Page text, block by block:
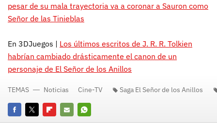
pesar de su mala trayectoria va a coronar a Sauron como
Señor de las Tinieblas
En 3DJuegos | Los últimos escritos de J. R. R. Tolkien
habrían cambiado drásticamente el canon de un
personaje de El Señor de los Anillos
FacebookTwitterFlipboard
E-
Whatsapp
TEMAS Noticias Cine-TV Saga El Señor de los Anillos